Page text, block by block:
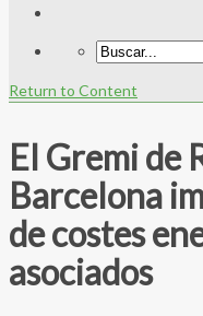
Return to Content
El Gremi de
Barcelona
de costes
asociados